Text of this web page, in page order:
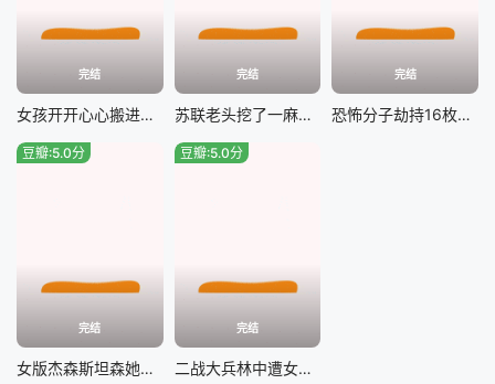
完结
女孩开开心心搬进新家，没想到里面居然闹鬼#芬尼克
完结
苏联老头挖了一麻袋金子，半路却遭纳粹抢夺追杀#永生战士
完结
恐怖分子劫持16枚核弹袭击美军，美军展开终极拦截#终极拦截
完结
豆瓣:5.0分
女版杰森斯坦森她来了，请叫她螺丝刀女侠#特送
完结
豆瓣:5.0分
二战大兵林中遭女巫挡道，奇幻新片#猎战